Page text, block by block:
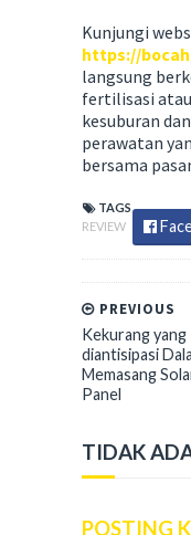
Kunjungi
https://
langsung
fertilisasi
kesuburan
perawatan
bersama
TAGS
REVIEW
PREVIOUS
Kekurang yang
diantisipasi
Memasang
Panel
TIDAK
POSTING